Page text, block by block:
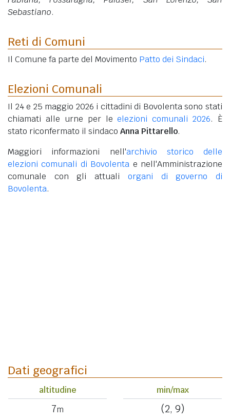
Sebastiano.
Reti di Comuni
Il Comune fa parte del Movimento Patto dei Sindaci.
Elezioni Comunali
Il 24 e 25 maggio 2026 i cittadini di Bovolenta sono stati
chiamati alle urne per leelezioni comunali 2026. È
stato riconfermato il sindaco Anna Pittarello.
Maggiori informazioni nell'archivio storico delle
elezioni comunali di Bovolenta e nell'Amministrazione
comunale con gli attuali organi di governo di
Bovolenta.
Dati geografici
altitudine
7m
min/max
(2, 9)